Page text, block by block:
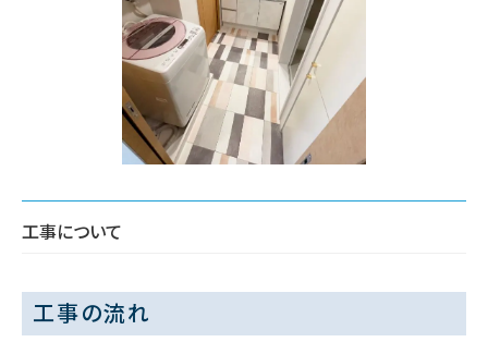
工事について
工事の流れ